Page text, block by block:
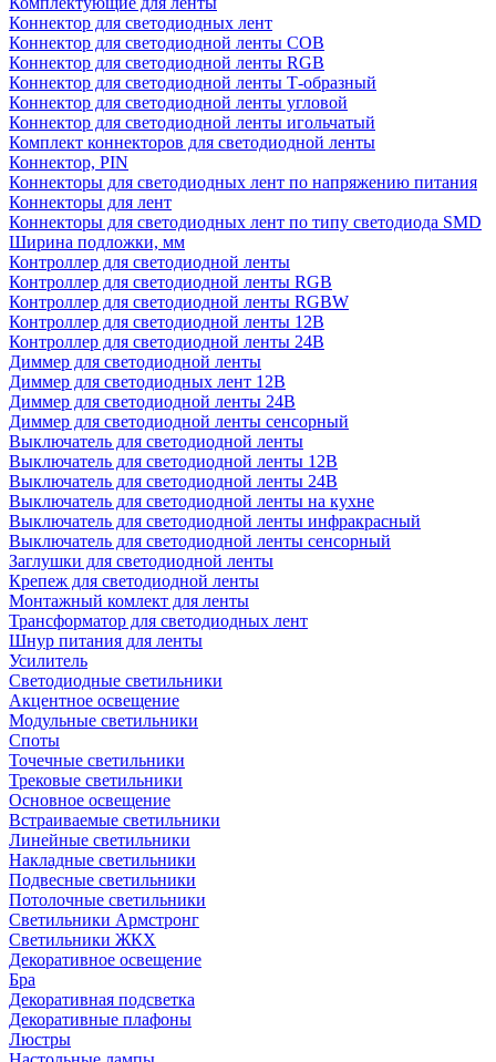
Коннектор для светодиодных лент
Коннектор для светодиодной ленты COB
Коннектор для светодиодной ленты RGB
Коннектор для светодиодной ленты Т-образный
Коннектор для светодиодной ленты угловой
Коннектор для светодиодной ленты игольчатый
Комплект коннекторов для светодиодной ленты
Коннектор, PIN
Коннекторы для светодиодных лент по напряжению питания
Коннекторы для лент
Коннекторы для светодиодных лент по типу светодиода SMD
Ширина подложки, мм
Контроллер для светодиодной ленты
Контроллер для светодиодной ленты RGB
Контроллер для светодиодной ленты RGBW
Контроллер для светодиодной ленты 12В
Контроллер для светодиодной ленты 24В
Диммер для светодиодной ленты
Диммер для светодиодных лент 12В
Диммер для светодиодной ленты 24В
Диммер для светодиодной ленты сенсорный
Выключатель для светодиодной ленты
Выключатель для светодиодной ленты 12В
Выключатель для светодиодной ленты 24В
Выключатель для светодиодной ленты на кухне
Выключатель для светодиодной ленты инфракрасный
Выключатель для светодиодной ленты сенсорный
Заглушки для светодиодной ленты
Крепеж для светодиодной ленты
Монтажный комлект для ленты
Трансформатор для светодиодных лент
Шнур питания для ленты
Усилитель
Светодиодные светильники
Акцентное освещение
Модульные светильники
Споты
Точечные светильники
Трековые светильники
Основное освещение
Встраиваемые светильники
Линейные светильники
Накладные светильники
Подвесные светильники
Потолочные светильники
Светильники Армстронг
Светильники ЖКХ
Декоративное освещение
Бра
Декоративная подсветка
Декоративные плафоны
Люстры